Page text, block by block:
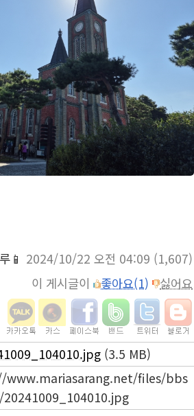
📱 2024/10/22 오전 04:09 (1,607)
이 게시글이
좋아요(1) 싫어요
(3.5 MB)
files/bbs
20241009_104010.jpg